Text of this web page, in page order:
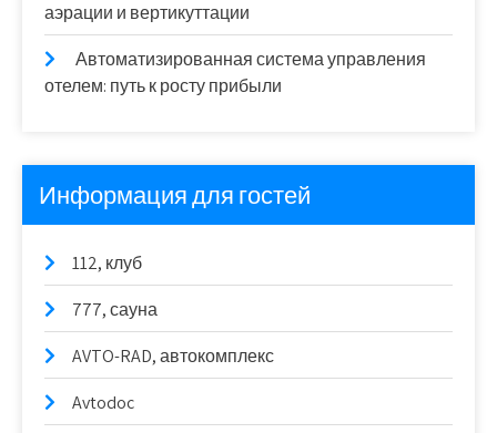
аэрации и вертикуттации
Автоматизированная система управления
отелем: путь к росту прибыли
Информация для гостей
112, клуб
777, сауна
AVTO-RAD, автокомплекс
Avtodoc